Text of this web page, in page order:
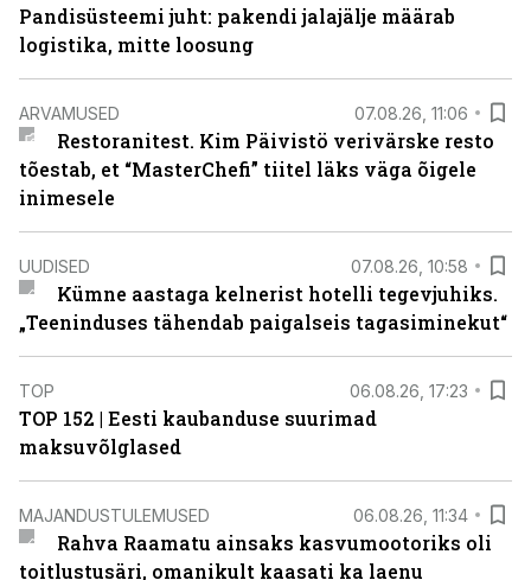
Pandisüsteemi juht: pakendi jalajälje määrab
logistika, mitte loosung
ARVAMUSED 07.08.26, 11:06
Restoranitest. Kim Päivistö verivärske resto
tõestab, et “MasterChefi” tiitel läks väga õigele
inimesele
UUDISED 07.08.26, 10:58
Kümne aastaga kelnerist hotelli tegevjuhiks.
„Teeninduses tähendab paigalseis tagasiminekut“
TOP 06.08.26, 17:23
TOP 152 | Eesti kaubanduse suurimad
maksuvõlglased
MAJANDUSTULEMUSED 06.08.26, 11:34
Rahva Raamatu ainsaks kasvumootoriks oli
toitlustusäri, omanikult kaasati ka laenu